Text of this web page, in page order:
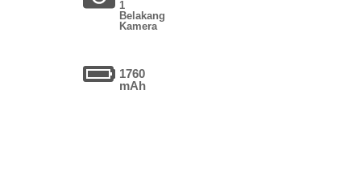
1
Belakang
Kamera
1760
mAh